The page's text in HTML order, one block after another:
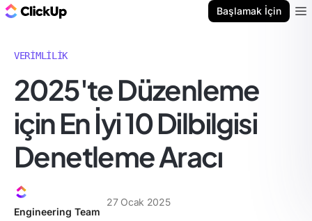
Başlamak İçin
VERIMLILIK
2025'te Düzenleme
için En İyi 10 Dilbilgisi
Denetleme Aracı
Engineering Team
27 Ocak 2025